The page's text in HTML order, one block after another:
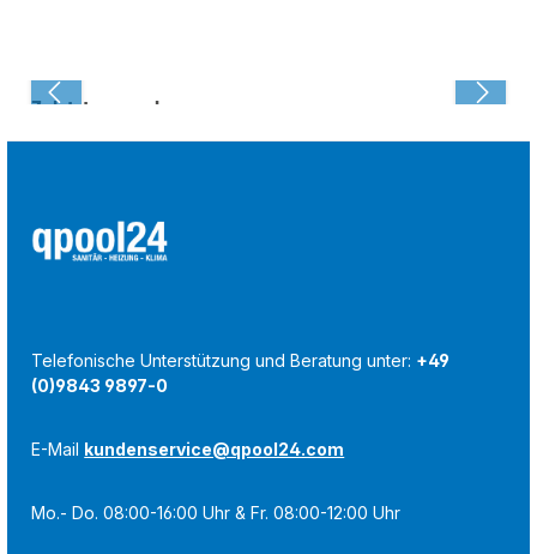
Zuletzt angesehen:
Telefonische Unterstützung und Beratung unter: +49
(0)9843 9897-0
E-Mail kundenservice@qpool24.com
Mo.- Do. 08:00-16:00 Uhr & Fr. 08:00-12:00 Uhr